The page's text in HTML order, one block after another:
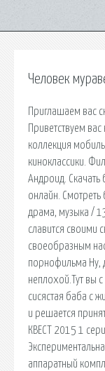
Человек
Приглашаем вас
Приветствуем
коллекция
киноклассики.
Андроид.
онлайн.
драма, музыка /
славится своими
своеобразным
порнофильма Ну,
неплохой.Тут вы
сисястая баба с
и решается
КВЕСТ 2015 1
аппаратный